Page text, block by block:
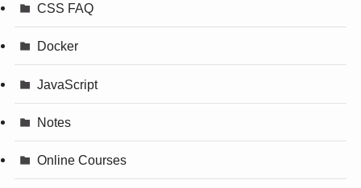
CSS FAQ
Docker
JavaScript
Notes
Online Courses